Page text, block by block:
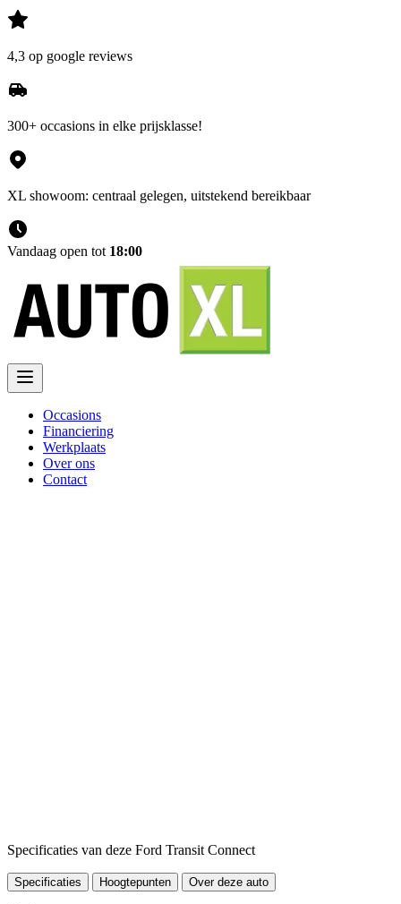
4,3 op google reviews
300+ occasions in elke prijsklasse!
XL showoom: centraal gelegen, uitstekend bereikbaar
Vandaag open tot 18:00
Occasions
Financiering
Werkplaats
Over ons
Contact
Specificaties van deze Ford Transit Connect
Specificaties Hoogtepunten Over deze auto